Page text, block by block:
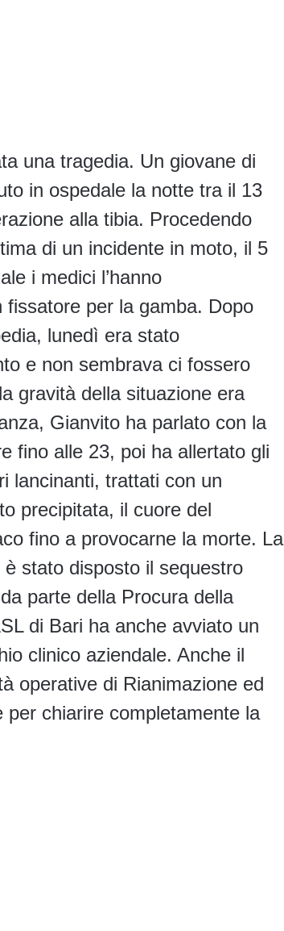
una tragedia. Un giovane di
in ospedale la notte tra il 13
alla tibia. Procedendo
di un incidente in moto, il 5
i medici l’hanno
per la gamba. Dopo
lunedì era stato
e non sembrava ci fossero
gravità della situazione era
Gianvito ha parlato con la
fino alle 23, poi ha allertato gli
lancinanti, trattati con un
precipitata, il cuore del
fino a provocarne la morte. La
stato disposto il sequestro
parte della Procura della
di Bari ha anche avviato un
clinico aziendale. Anche il
operative di Rianimazione ed
chiarire completamente la